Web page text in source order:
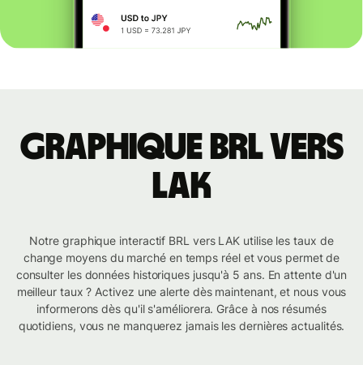
Graphique BRL vers
LAK
Notre graphique interactif BRL vers LAK utilise les taux de
change moyens du marché en temps réel et vous permet de
consulter les données historiques jusqu'à 5 ans. En attente d'un
meilleur taux ? Activez une alerte dès maintenant, et nous vous
informerons dès qu'il s'améliorera. Grâce à nos résumés
quotidiens, vous ne manquerez jamais les dernières actualités.